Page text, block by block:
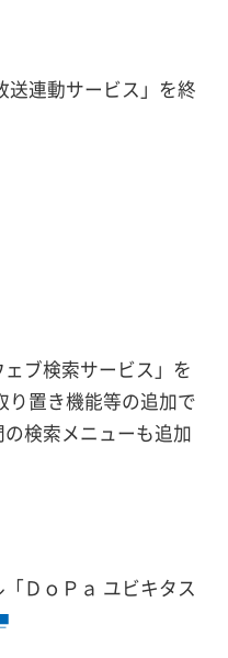
送連動サービス」を終
ブ検索サービス」を
り置き機能等の追加で
検索メニューも追加
ＤｏＰａ ユビキタス